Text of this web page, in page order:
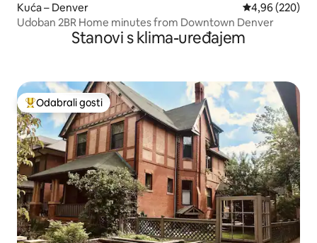
Kuća – Denver Prosječna
4,96 (220)
Udoban 2BR Home minutes from Downtown Denver
Stanovi s klima-uređajem
Među najviše rangiranima s oznakom „Odabrali gosti”
Odabrali gosti